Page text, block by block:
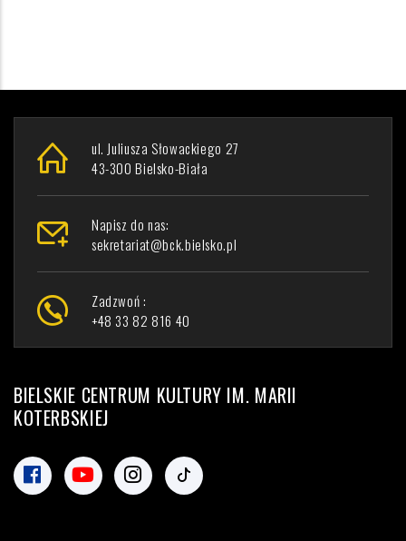
ul. Juliusza Słowackiego 27
43-300 Bielsko-Biała
Napisz do nas:
sekretariat@bck.bielsko.pl
Zadzwoń :
+48 33 82 816 40
BIELSKIE CENTRUM KULTURY IM. MARII
KOTERBSKIEJ